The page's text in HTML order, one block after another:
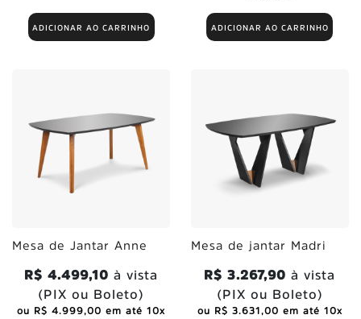
ADICIONAR AO CARRINHO ADICIONAR AO CARRINHO
Mesa de Jantar Anne
R$ 4.499,10 à vista
(PIX ou Boleto)
ou R$ 4.999,00 em até 10x
Mesa de jantar Madri
R$ 3.267,90 à vista
(PIX ou Boleto)
ou R$ 3.631,00 em até 10x